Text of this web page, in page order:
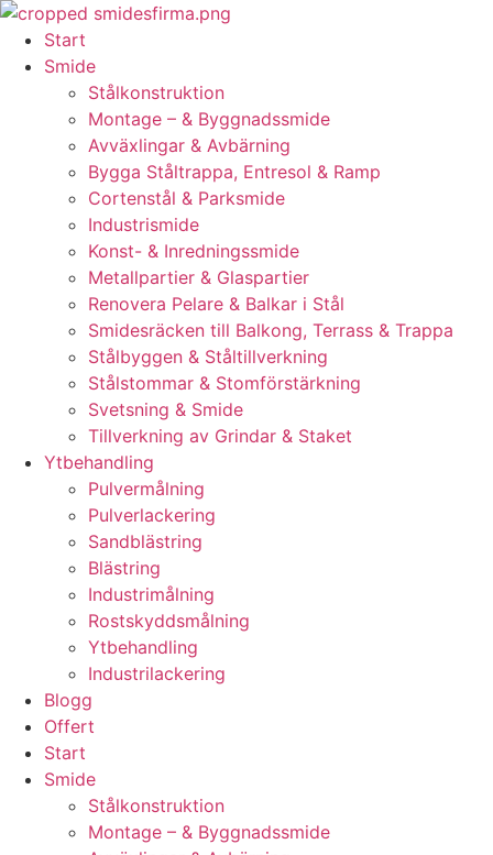
Skip
content
Start
Smide
Stålkonstruktion
Montage – & Byggnadssmide
Avväxlingar & Avbärning
Bygga Ståltrappa, Entresol & Ramp
Cortenstål & Parksmide
Industrismide
Konst- & Inredningssmide
Metallpartier & Glaspartier
Renovera Pelare & Balkar i Stål
Smidesräcken till Balkong, Terrass & Trappa
Stålbyggen & Ståltillverkning
Stålstommar & Stomförstärkning
Svetsning & Smide
Tillverkning av Grindar & Staket
Ytbehandling
Pulvermålning
Pulverlackering
Sandblästring
Blästring
Industrimålning
Rostskyddsmålning
Ytbehandling
Industrilackering
Blogg
Offert
Start
Smide
Stålkonstruktion
Montage – & Byggnadssmide